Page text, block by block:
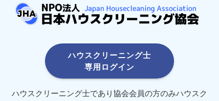
ハウスクリーニング士
専用ログイン
ハウスクリーニング士であり協会会員の方のみハウスク